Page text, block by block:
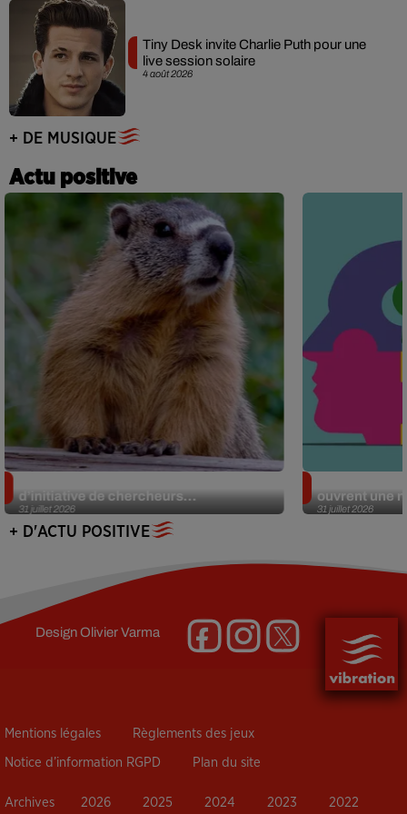
4 août 2026
Tiny Desk invite Charlie Puth pour une
live session solaire
+ DE MUSIQUE
Actu positive
31 juillet 2026
d’initiative de chercheurs...
31 juillet 2026
ouvrent une
+ D'ACTU POSITIVE
DesignOlivier Varma
Mentions légales Règlements des jeux
Notice d’information RGPD Plan du site
Archives 2026 2025 2024 2023 2022